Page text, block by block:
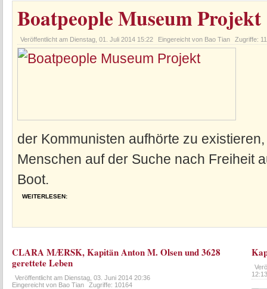
Boatpeople Museum Projekt
Veröffentlicht am Dienstag, 01. Juli 2014 15:22 Eingereicht von Bao Tian Zugriffe:
der Kommunisten aufhörte zu
Menschen auf der Suche nach Freiheit
Boot.
WEITERLESEN:
CLARA MÆRSK, Kapitän Anton M. Olsen und 3628
gerettete Leben
Veröffentlicht am Dienstag, 03. Juni 2014 20:36
Eingereicht von Bao Tian
Zugriffe: 10164